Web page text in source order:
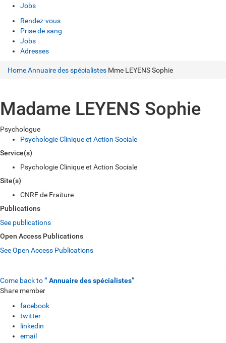
Jobs
Rendez-vous
Prise de sang
Jobs
Adresses
HomeAnnuaire des spécialistes Mme LEYENS Sophie
Madame LEYENS Sophie
Psychologue
Psychologie Clinique et Action Sociale
Service(s)
Psychologie Clinique et Action Sociale
Site(s)
CNRF de Fraiture
Publications
See publications
Open Access Publications
See Open Access Publications
Come back to“ Annuaire des spécialistes”
Share member
facebook
twitter
linkedin
email